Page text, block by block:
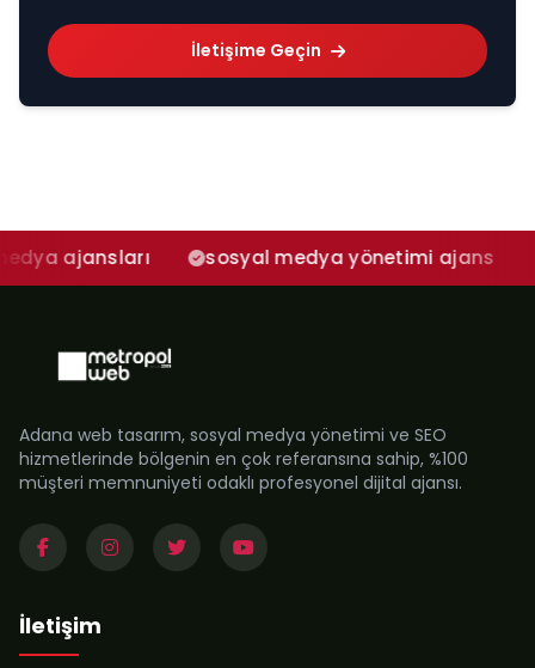
İletişime Geçin
sosyal medya yönetimi ajans adana
Adana web tasarım, sosyal medya yönetimi ve SEO
hizmetlerinde bölgenin en çok referansına sahip, %100
müşteri memnuniyeti odaklı profesyonel dijital ajansı.
İletişim